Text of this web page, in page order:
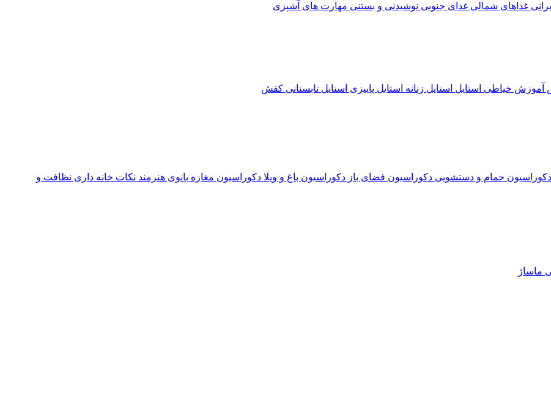
غذاهای شمالی غذای جنوبی نوشیدنی و بستنی مهارت های آشپزی
آموزش خیاطی استایل استایل زنانه استایل پاییزی استایل تابستانی کفش
دکوراسیون حمام و دستشویی دکوراسیون فضای باز دکوراسیون باغ و ویلا دکوراسیون مغازه بانوی هنرمند نکات خانه داری نظافت و
ماساژ